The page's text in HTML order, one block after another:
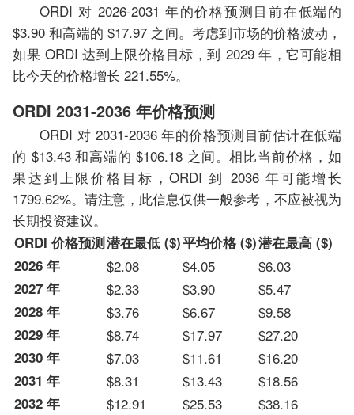
ORDI 对 2026-2031 年的价格预测目前在低端的
$3.90 和高端的 $17.97 之间。考虑到市场的价格波动，
如果 ORDI 达到上限价格目标，到 2029 年，它可能相
比今天的价格增长 221.55%。
ORDI 2031-2036 年价格预测
ORDI 对 2031-2036 年的价格预测目前估计在低端
的 $13.43 和高端的 $106.18 之间。相比当前价格，如
果达到上限价格目标，ORDI 到 2036 年可能增长
1799.62%。请注意，此信息仅供一般参考，不应被视为
长期投资建议。
ORDI 价格预测潜在最低 ($)平均价格 ($)潜在最高 ($)
2026 年
$2.08 $4.05 $6.03
2027 年 $2.33 $3.90 $5.47
2028 年 $3.76 $6.67 $9.58
2029 年 $8.74 $17.97 $27.20
2030 年 $7.03 $11.61 $16.20
2031 年 $8.31 $13.43 $18.56
2032 年 $12.91 $25.53 $38.16